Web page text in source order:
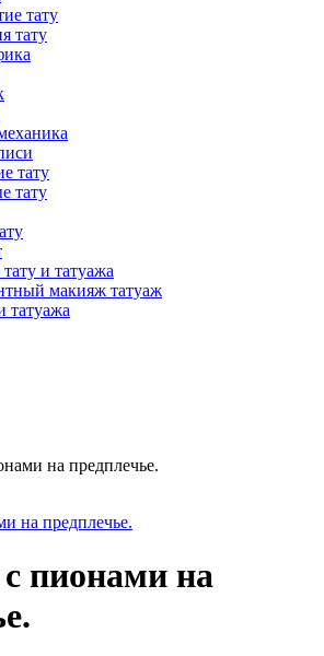
тату
тату
тату
тату
и татуажа
макияж татуаж
татуажа
на предплечье.
пионами на